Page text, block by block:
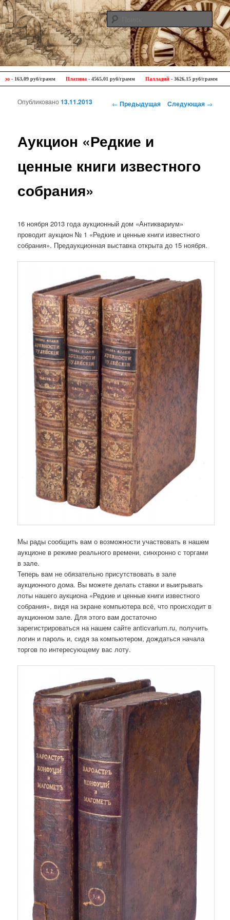
Antique Trip
Главное меню
Перейти к основному содержимому
Перейти к дополнительному содержимому
руб/грамм Платина - 4565,01 руб/грамм Палладий - 3626,15 руб/грамм | Цены
Навигация по записям
← Предыдущая Следующая →
Аукцион «Редкие и
ценные книги известного
собрания»
Опубликовано13.11.2013
16 ноября 2013 года аукционный дом «Антиквариум»
проводит аукцион № 1 «Редкие и ценные книги известного
собрания». Предаукционная выставка открыта до 15 ноября.
Мы рады сообщить вам о возможности участвовать в нашем
аукционе в режиме реального времени, синхронно с торгами
в зале.
Теперь вам не обязательно присутствовать в зале
аукционного дома. Вы можете делать ставки и выигрывать
лоты нашего аукциона «Редкие и ценные книги известного
собрания», видя на экране компьютера всё, что происходит в
аукционном зале. Для этого вам достаточно
зарегистрироваться на нашем сайте anticvarium.ru, получить
логин и пароль и, сидя за компьютером, дождаться начала
торгов по интересующему вас лоту.